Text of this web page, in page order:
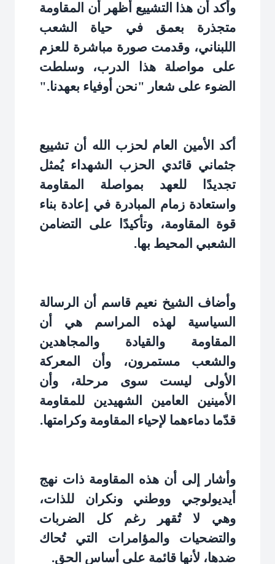
وأكد أن هذا التشييع أظهر أن المقاومة
متجذرة بعمق في حياة الشعب
اللبناني، وقدمت صورة مباشرة للعزم
على مواصلة هذا الدرب، وسلطت
الضوء على شعار "نحن أوفياء بعهدنا".
أكد الأمين العام لحزب الله أن تشييع
جثماني قائدي الحزب الشهداء يُمثل
تجديدًا للعهد بمواصلة المقاومة
واستعادة زمام المبادرة في إعادة بناء
قوة المقاومة، وتأكيدًا على التضامن
الشعبي المحيط بها.
وأضاف الشيخ نعيم قاسم أن الرسالة
السياسية لهذه المراسم هي أن
المقاومة والقيادة والمجاهدين
والشعب مستمرون، وأن المعركة
الأولى ليست سوى مرحلة، وأن
الأمينين العامين الشهيدين للمقاومة
قدّما دماءهما لإحياء المقاومة وكرامتها.
وأشار إلى أن هذه المقاومة ذات نهج
أيديولوجي ووطني ونكران للذات،
وهي لا تُقهر رغم كل الضربات
والتضحيات والمؤامرات التي تُحاك
ضدها، لأنها قائمة على أساس الحق.